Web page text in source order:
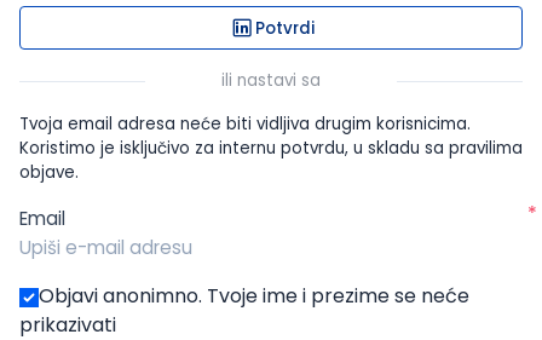
Potvrdi
ili nastavi sa
Tvoja email adresa neće biti vidljiva drugim korisnicima.
Koristimo je isključivo za internu potvrdu, u skladu sa pravilima
objave.
Email *
Objavi anonimno. Tvoje ime i prezime se neće
prikazivati